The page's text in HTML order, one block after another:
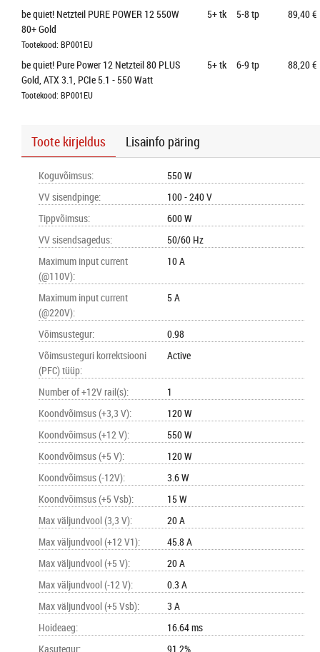
be quiet! Netzteil PURE POWER 12 550W
80+ Gold
Tootekood: BP001EU
5+tk 5-8 tp 89,40 €
be quiet! Pure Power 12 Netzteil 80 PLUS
Gold, ATX 3.1, PCIe 5.1 - 550 Watt
Tootekood: BP001EU
5+tk 6-9 tp 88,20 €
Toote kirjeldus Lisainfo päring
Koguvõimsus:
550 W
VV sisendpinge:
100 - 240 V
Tippvõimsus:
600 W
VV sisendsagedus:
50/60 Hz
Maximum input current
(@110V):
10 A
Maximum input current
(@220V):
5 A
Võimsustegur:
0.98
Võimsusteguri korrektsiooni
(PFC) tüüp:
Active
Number of +12V rail(s):
1
Koondvõimsus (+3,3 V):
120 W
Koondvõimsus (+12 V):
550 W
Koondvõimsus (+5 V):
120 W
Koondvõimsus (-12V):
3.6 W
Koondvõimsus (+5 Vsb):
15 W
Max väljundvool (3,3 V):
20 A
Max väljundvool (+12 V1):
45.8 A
Max väljundvool (+5 V):
20 A
Max väljundvool (-12 V):
0.3 A
Max väljundvool (+5 Vsb):
3 A
Hoideaeg:
16.64 ms
Kasutegur: 91.2%